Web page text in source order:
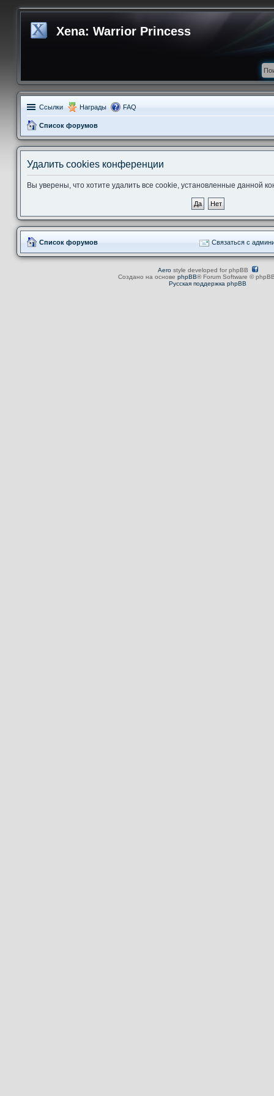
Xena: Warrior Princess
Ссылки Награды FAQ
Список форумов
Удалить cookies конференции
Вы уверены, что хотите удалить все cookie, установленные данной
Список форумов Связаться с
Aerostyle developed for phpBB
Создано на основе phpBB® Forum Software ©
Русская поддержка phpBB